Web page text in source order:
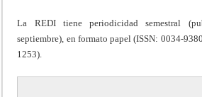
La REDI tiene periodicidad semestral
septiembre), en formato papel (ISSN: 0034-
1253).